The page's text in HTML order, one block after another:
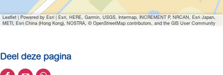
Leaflet | Powered by Esri | Esri, HERE, Garmin, USGS, Intermap, INCREMENT P, NRCAN, Esri Japan,
METI, Esri China (Hong Kong), NOSTRA, © OpenStreetMap contributors, and the GIS User Community
Deel deze pagina